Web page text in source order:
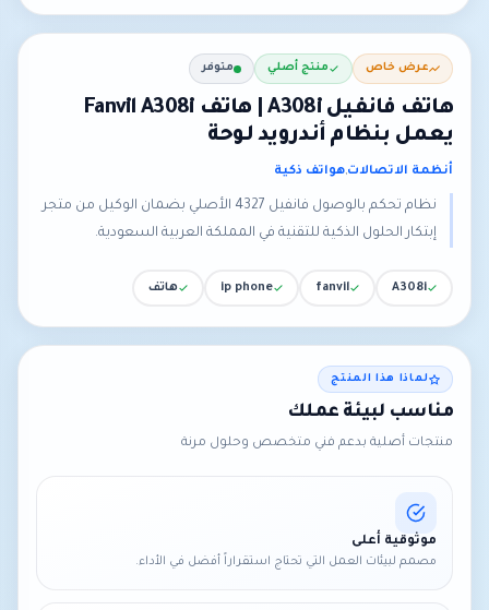
عرض خاص منتج أصلي متوفر
هاتف فانفيل A308i | هاتف Fanvil A308i
يعمل بنظام أندرويد لوحة
أنظمة الاتصالات,هواتف ذكية
نظام تحكم بالوصول فانفيل 4327 الأصلي بضمان الوكيل من متجر
إبتكار الحلول الذكية للتقنية في المملكة العربية السعودية.
A308i
fanvil
ip phone هاتف
لماذا هذا المنتج
مناسب لبيئة عملك
منتجات أصلية بدعم فني متخصص وحلول مرنة
موثوقية أعلى
مصمم لبيئات العمل التي تحتاج استقراراً أفضل في الأداء.